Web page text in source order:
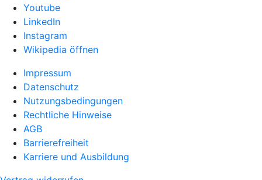
Youtube
LinkedIn
Instagram
Wikipedia öffnen
Impressum
Datenschutz
Nutzungsbedingungen
Rechtliche Hinweise
AGB
Barrierefreiheit
Karriere und Ausbildung